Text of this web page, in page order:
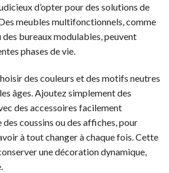
d’opter pour des solutions de
meubles multifonctionnels, comme
bureaux modulables, peuvent
phases de vie.
des couleurs et des motifs neutres
âges. Ajoutez simplement des
des accessoires facilement
coussins ou des affiches, pour
à tout changer à chaque fois. Cette
une décoration dynamique,